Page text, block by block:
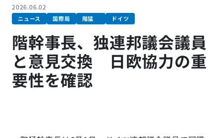
階幹事長、独連邦議会議員
と意見交換 日欧協力の重
要性を確認
2026.06.02
ニュース 国際局 階猛 ドイツ